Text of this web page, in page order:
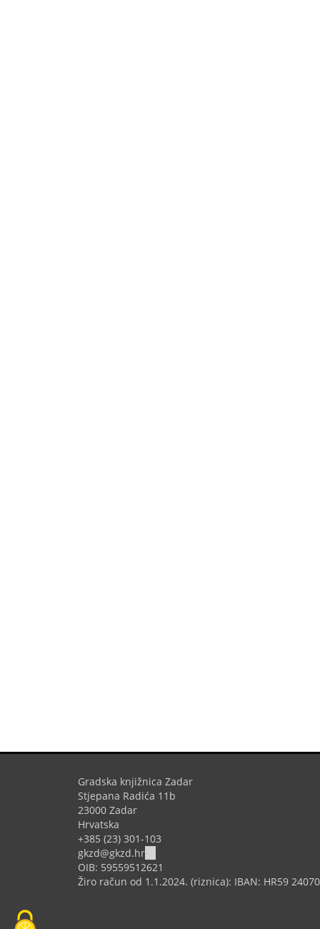
Gradska knjižnica Zadar
Stjepana Radića 11b
23000 Zadar
Hrvatska
+385 (23) 301-103
gkzd@gkzd.hr
sends
e-
mail)
OIB: 59559512621
Žiro račun od 1.1.2024. (riznica): IBAN: HR59